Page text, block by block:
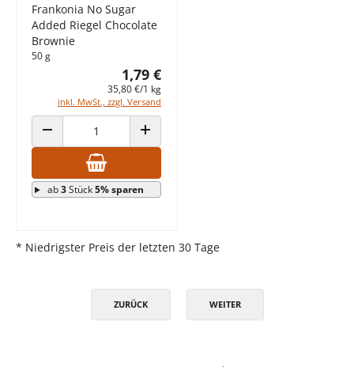
Frankonia No Sugar
Added Riegel Chocolate
Brownie
50 g
1,79 €
35,80 €/1 kg
inkl. MwSt., zzgl. Versand
ANZAHL VERRINGERN ANZAHL ERHÖHEN
ab3Stück5% sparen
* Niedrigster Preis der letzten 30 Tage
ZURÜCK WEITER